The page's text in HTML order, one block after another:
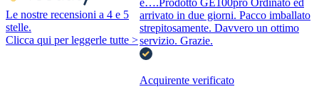
Le nostre recensioni a 4 e 5
stelle.
Clicca qui per leggerle tutte >
è….Prodotto GE100pro Ordinato ed
arrivato in due giorni. Pacco imballato
strepitosamente. Davvero un ottimo
servizio. Grazie.
Acquirente verificato